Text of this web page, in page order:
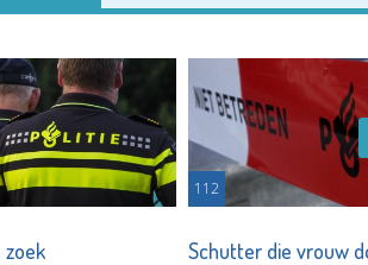
zoek
112
Schutter die vrouw